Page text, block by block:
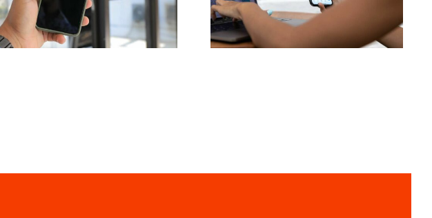
międzyplatformowych
na 2024 rok
(treści generowane
przez użytkowników)